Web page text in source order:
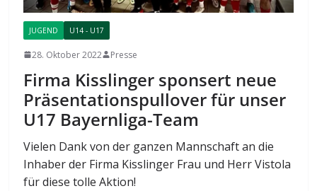
JUGEND U14 - U17
28. Oktober 2022 Presse
Firma Kisslinger sponsert neue
Präsentationspullover für unser
U17 Bayernliga-Team
Vielen Dank von der ganzen Mannschaft an die
Inhaber der Firma Kisslinger Frau und Herr Vistola
für diese tolle Aktion!